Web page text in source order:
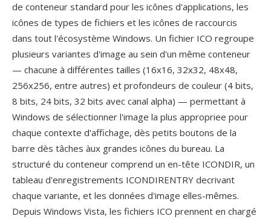
de conteneur standard pour les icônes d'applications, les
icônes de types de fichiers et les icônes de raccourcis
dans tout l'écosystème Windows. Un fichier ICO regroupe
plusieurs variantes d'image au sein d'un même conteneur
— chacune à différentes tailles (16x16, 32x32, 48x48,
256x256, entre autres) et profondeurs de couleur (4 bits,
8 bits, 24 bits, 32 bits avec canal alpha) — permettant à
Windows de sélectionner l'image la plus appropriee pour
chaque contexte d'affichage, dès petits boutons de la
barre dès tâches àux grandes icônes du bureau. La
structuré du conteneur comprend un en-tête ICONDIR, un
tableau d'enregistrements ICONDIRENTRY decrivant
chaque variante, et les données d'image elles-mêmes.
Depuis Windows Vista, les fichiers ICO prennent en chargé